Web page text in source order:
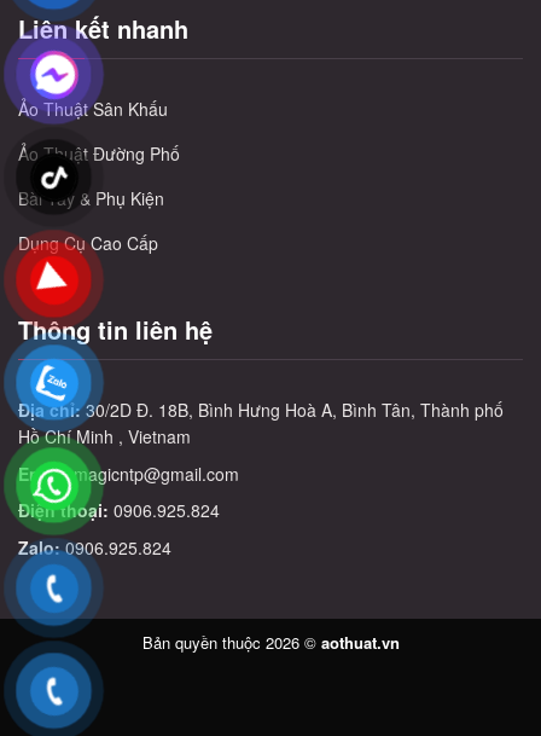
Liên kết nhanh
Ảo Thuật Sân Khấu
Ảo Thuật Đường Phố
Bài Tây & Phụ Kiện
Dụng Cụ Cao Cấp
Thông tin liên hệ
Địa chỉ:30/2D Đ. 18B, Bình Hưng Hoà A, Bình Tân, Thành phố
Hồ Chí Minh , Vietnam
Email:magicntp@gmail.com
Điện thoại: 0906.925.824
Zalo:0906.925.824
Bản quyền thuộc 2026 © aothuat.vn